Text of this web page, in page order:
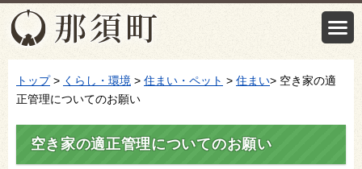
トップ> くらし・環境 > 住まい・ペット > 住まい> 空き家の適
正管理についてのお願い
空き家の適正管理についてのお願い